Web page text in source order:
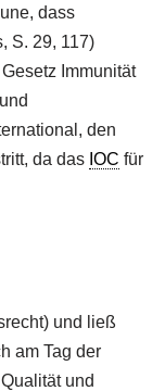
dass
S. 29, 117)
Immunität
den
da das IOC für
und ließ
am Tag der
und